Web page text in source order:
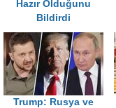
Hazır Olduğunu
Bildirdi
Trump: Rusya ve